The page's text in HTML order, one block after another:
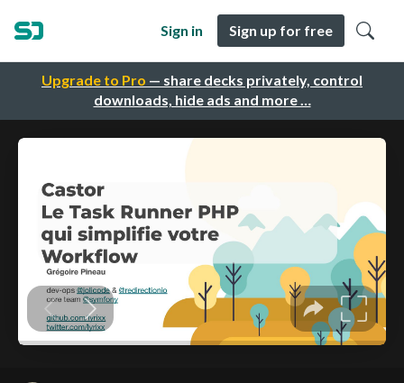
Upgrade to Pro — share decks privately, control
downloads, hide ads and more …
Sign in Sign up for free